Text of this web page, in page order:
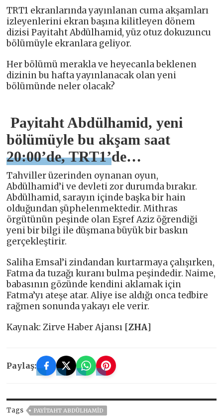
TRT1 ekranlarında yayınlanan cuma akşamları
izleyenlerini ekran başına kilitleyen dönem
dizisi Payitaht Abdülhamid, yüz otuz dokuzuncu
bölümüyle ekranlara geliyor.
Her bölümü merakla ve heyecanla beklenen
dizinin bu hafta yayınlanacak olan yeni
bölümünde neler olacak?
Payitaht Abdülhamid, yeni
bölümüyle bu akşam saat
20:00’de, TRT1’de…
Tahviller üzerinden oynanan oyun,
Abdülhamid’i ve devleti zor durumda bırakır.
Abdülhamid, sarayın içinde başka bir hain
olduğundan şüphelenmektedir. Mithras
örgütünün peşinde olan Eşref Aziz öğrendiği
yeni bir bilgi ile düşmana büyük bir baskın
gerçekleştirir.
Saliha Emsal’i zindandan kurtarmaya çalışırken,
Fatma da tuzağı kuranı bulma peşindedir. Naime,
babasının gözünde kendini aklamak için
Fatma’yı ateşe atar. Aliye ise aldığı onca tedbire
rağmen sonunda yakayı ele verir.
Kaynak: Zirve Haber Ajansı [ZHA]
Paylaş:
Tags PAYITAHT ABDÜLHAMID